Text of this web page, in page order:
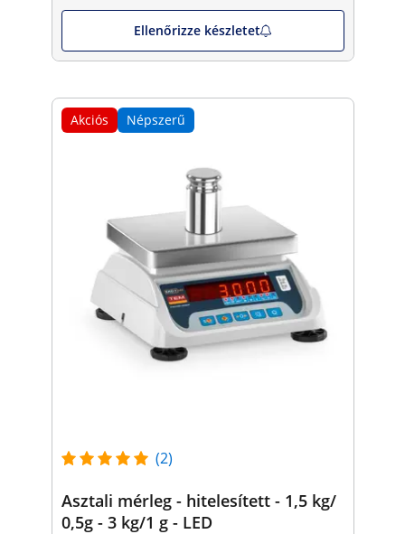
Ellenőrizze készletet
Akciós Népszerű
(2)
Asztali mérleg - hitelesített - 1,5 kg/
0,5g - 3 kg/1 g - LED